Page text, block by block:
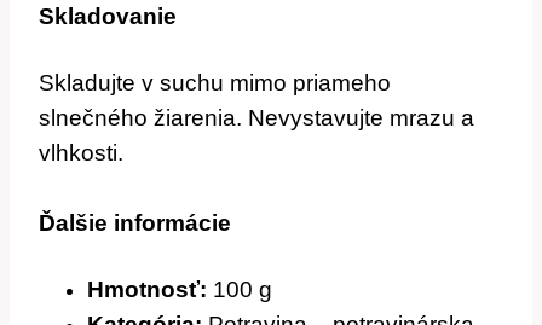
Skladovanie
Skladujte v suchu mimo priameho
slnečného žiarenia. Nevystavujte mrazu a
vlhkosti.
Ďalšie informácie
Hmotnosť: 100 g